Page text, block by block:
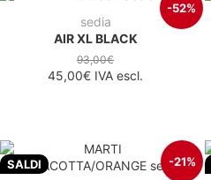
-52%
sedia
AIR XL BLACK
93,00€
45,00€ IVA escl.
SALDI -21%